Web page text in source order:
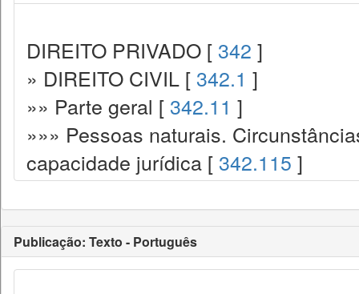
DIREITO PRIVADO [ 342 ]
» DIREITO CIVIL [ 342.1 ]
»» Parte geral [ 342.11 ]
»»» Pessoas naturais.
capacidade jurídica [ 342.115 ]
Publicação: Texto - Português